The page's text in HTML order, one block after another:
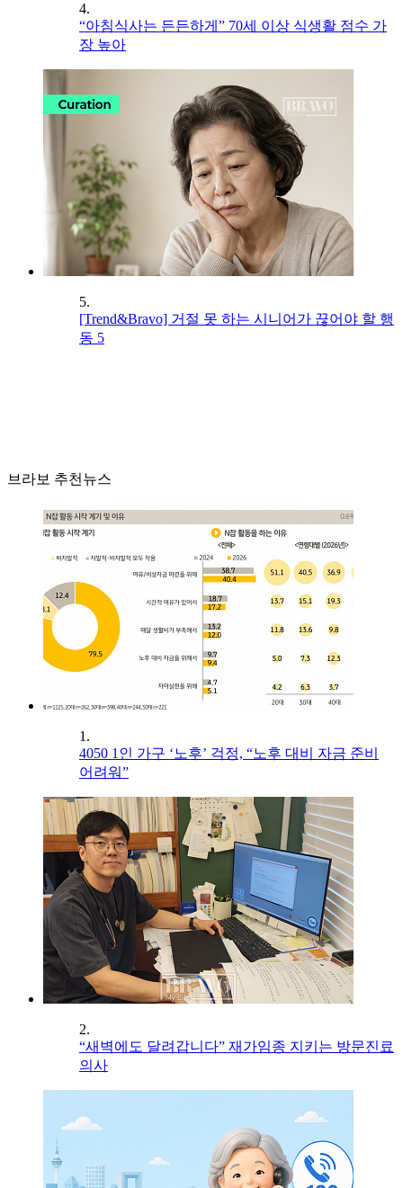
4.
“아침식사는 든든하게” 70세 이상 식생활 점수 가
장 높아
5.
[Trend&Bravo] 거절 못 하는 시니어가 끊어야 할 행
동 5
브라보 추천뉴스
1.
4050 1인 가구 ‘노후’ 걱정, “노후 대비 자금 준비
어려워”
2.
“새벽에도 달려갑니다” 재가임종 지키는 방문진료
의사